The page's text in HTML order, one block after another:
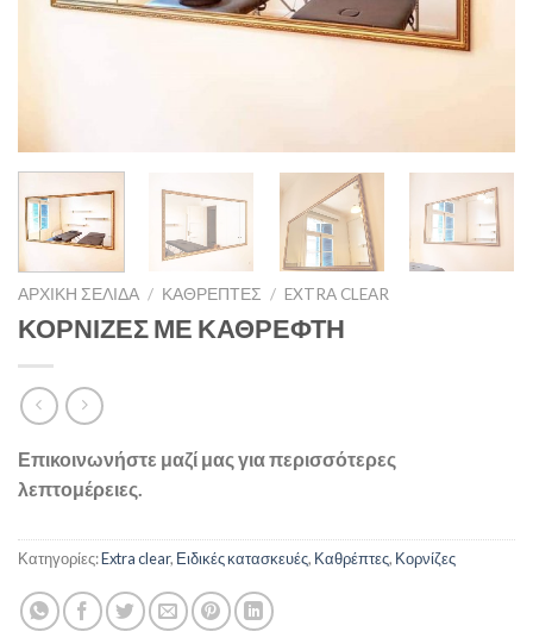
ΑΡΧΙΚΉ ΣΕΛΊΔΑ / ΚΑΘΡΈΠΤΕΣ / EXTRA CLEAR
ΚΟΡΝΙΖΕΣ ΜΕ ΚΑΘΡΕΦΤΗ
Επικοινωνήστε μαζί μας για περισσότερες
λεπτομέρειες.
Κατηγορίες:Extra clear, Ειδικές κατασκευές, Καθρέπτες, Κορνίζες